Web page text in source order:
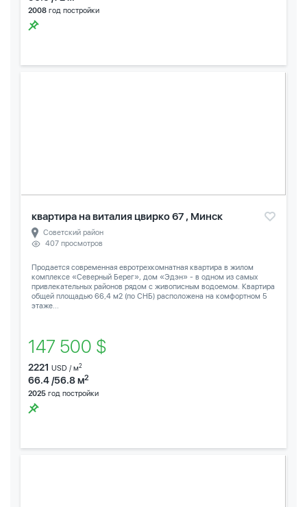
2008 год постройки
квартира на виталия цвирко 67 , Минск
Советский район
407 просмотров
Продается современная евротрехкомнатная квартира в жилом
комплексе «Северный Берег», дом «Эдэн» - в одном из самых
привлекательных районов рядом с живописным водоемом. Квартира
общей площадью 66,4 м2 (по СНБ) расположена на комфортном 5
этаже...
147 500 $
2221 USD / м2
66.4 /56.8 м2
2025 год постройки